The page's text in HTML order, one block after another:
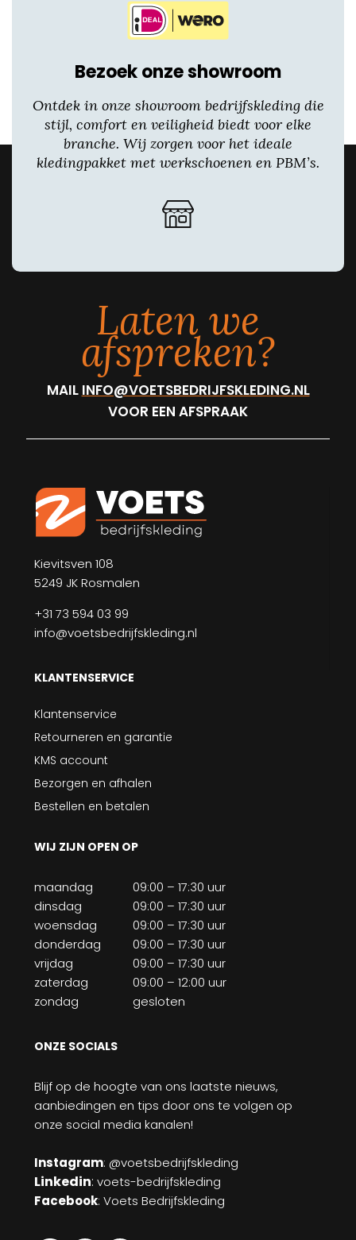
Bezoek onze showroom
Ontdek in onze showroom bedrijfskleding die
stijl, comfort en veiligheid biedt voor elke
branche. Wij zorgen voor het ideale
kledingpakket met werkschoenen en PBM’s.
Laten we
afspreken?
MAIL INFO@VOETSBEDRIJFSKLEDING.NL
VOOR EEN AFSPRAAK
Kievitsven 108
5249 JK Rosmalen
+31 73 594 03 99
info@voetsbedrijfskleding.nl
KLANTENSERVICE
Klantenservice
Retourneren en garantie
KMS account
Bezorgen en afhalen
Bestellen en betalen
WIJ ZIJN OPEN OP
maandag
09:00 – 17:30 uur
dinsdag
09:00 – 17:30 uur
woensdag
09:00 – 17:30 uur
donderdag
09:00 – 17:30 uur
vrijdag
09:00 – 17:30 uur
zaterdag
09:00 – 12:00 uur
zondag
gesloten
ONZE SOCIALS
Blijf op de hoogte van ons laatste nieuws,
aanbiedingen en tips door ons te volgen op
onze social media kanalen!
Instagram: @voetsbedrijfskleding
Linkedin: voets-bedrijfskleding
Facebook: Voets Bedrijfskleding